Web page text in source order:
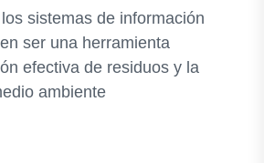
sistemas de información
ser una herramienta
efectiva de residuos y la
ambiente